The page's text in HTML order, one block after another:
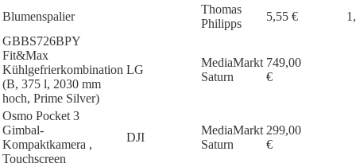
Blumenspalier
Thomas
Philipps
5,55 €
GBBS726BPY
Fit&Max
Kühlgefrierkombination
(B, 375 l, 2030 mm
hoch, Prime Silver)
LG
MediaMarkt
Saturn
749,00
€
Osmo Pocket 3
Gimbal-
Kompaktkamera ,
Touchscreen
DJI
MediaMarkt
Saturn
299,00
€